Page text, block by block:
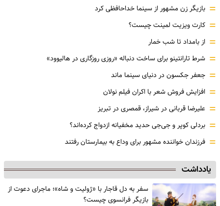
= بازیگر زن مشهور از سینما خداحافظی کرد
= کارت ویزیت لمینت چیست؟
= از بامداد تا شب خمار
= شرط تارانتینو برای ساخت دنباله «روزی روزگاری در هالیوود»
= جعفر جکسون در دنیای سینما ماند
= افزایش فروش شعر با اکران فیلم نولان
= علیرضا قربانی در شیراز، قمصری در تبریز
= بردلی کوپر و جی‌جی حدید مخفیانه ازدواج کرده‌اند؟
= فرزندان خواننده مشهور برای وداع به بیمارستان رفتند
یادداشت
سفر به دل قاجار با «ژولیت و شاه»؛ ماجرای دعوت از
‌بازیگر فرانسوی چیست؟